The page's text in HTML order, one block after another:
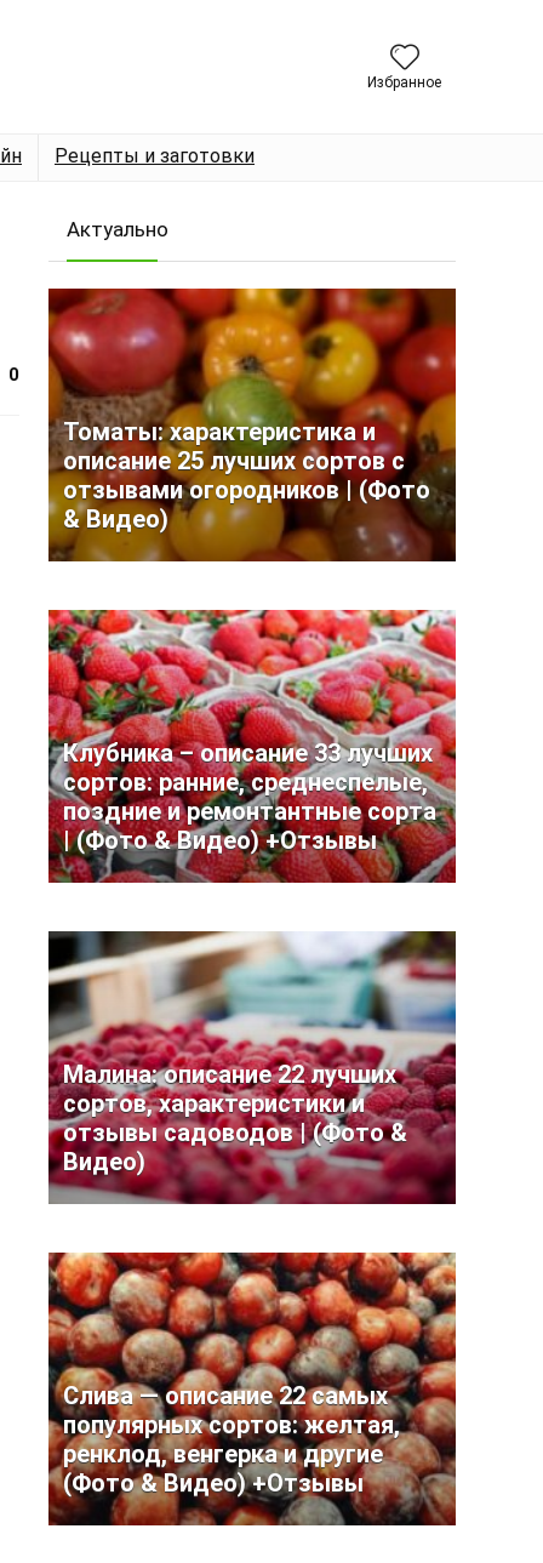
Избранное
Рецепты и заготовки
0
Актуально
Томаты: характеристика и
описание 25 лучших сортов с
отзывами огородников | (Фото
& Видео)
Клубника – описание 33 лучших
сортов: ранние, среднеспелые,
поздние и ремонтантные сорта
| (Фото & Видео) +Отзывы
Малина: описание 22 лучших
сортов, характеристики и
отзывы садоводов | (Фото &
Видео)
Слива — описание 22 самых
популярных сортов: желтая,
ренклод, венгерка и другие
(Фото & Видео) +Отзывы